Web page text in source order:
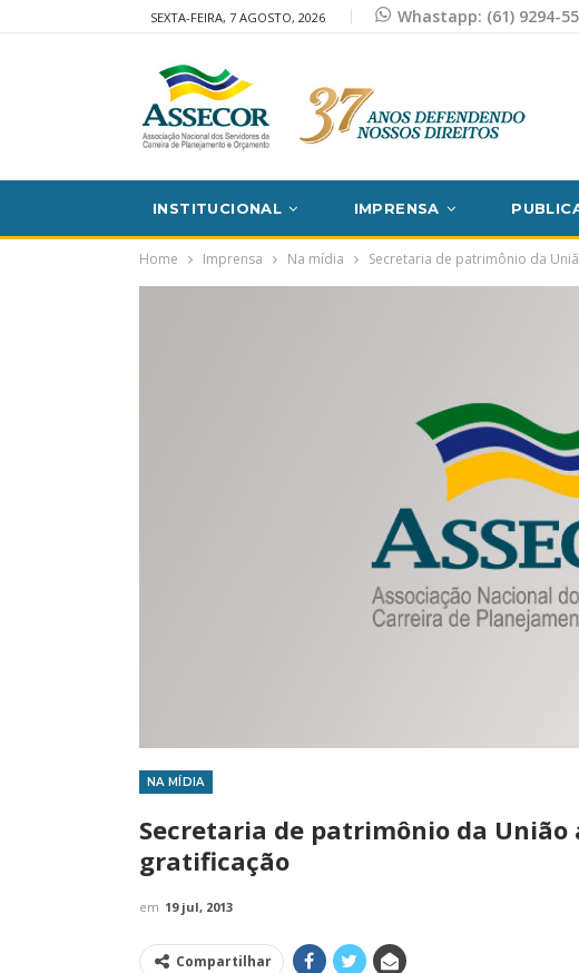
SEXTA-FEIRA, 7 AGOSTO, 2026 Whastapp: (61) 9294-
INSTITUCIONAL IMPRENSA
Home Imprensa Na mídia Secretaria de patrimônio da
NA MÍDIA
Secretaria de patrimônio da União
gratificação
em 19 jul, 2013
Compartilhar